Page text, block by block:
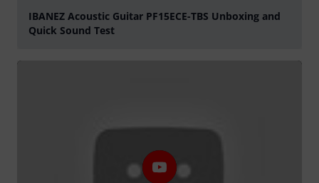
IBANEZ Acoustic Guitar PF15ECE-TBS Unboxing and
Quick Sound Test